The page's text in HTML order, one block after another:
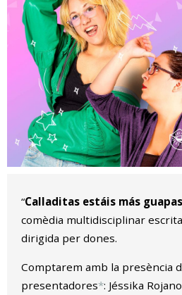
“Calladitas estáis más guapas
comèdia multidisciplinar
dirigida per dones.
Comptarem amb la presència
presentadores*: Jéssika